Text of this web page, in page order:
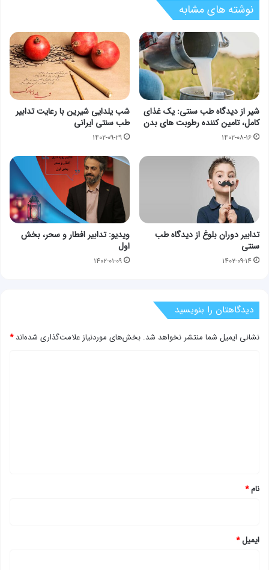
شدت
آن
دارد؟
نوشته های مشابه
شیر از دیدگاه طب سنتی: یک غذای
کامل، تامین کننده رطوبت های بدن
۱۴۰۲-۰۸-۱۶
شب یلدایی شیرین با رعایت تدابیر
طب سنتی ایرانی
۱۴۰۲-۰۹-۲۹
تدابیر دوران بلوغ از دیدگاه طب
سنتی
۱۴۰۲-۰۹-۱۴
ویدیو: تدابیر افطار و سحر، بخش
اول
۱۴۰۲-۰۱-۰۹
دیدگاهتان را بنویسید
نشانی ایمیل شما منتشر نخواهد شد. بخش‌های موردنیاز علامت‌گذاری شده‌اند*
نام*
ایمیل*